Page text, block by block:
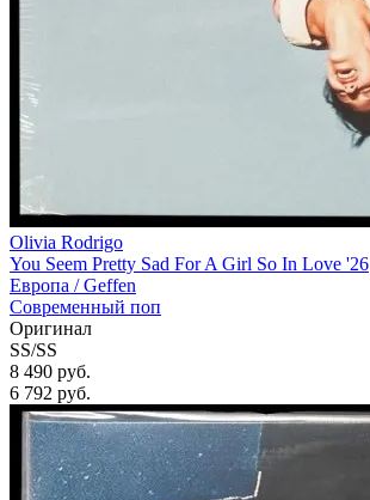
Olivia Rodrigo
You Seem Pretty Sad For A Girl So In Love '26
Европа /Geffen
Современный поп
Оригинал
SS/SS
8 490 руб.
6 792 руб.